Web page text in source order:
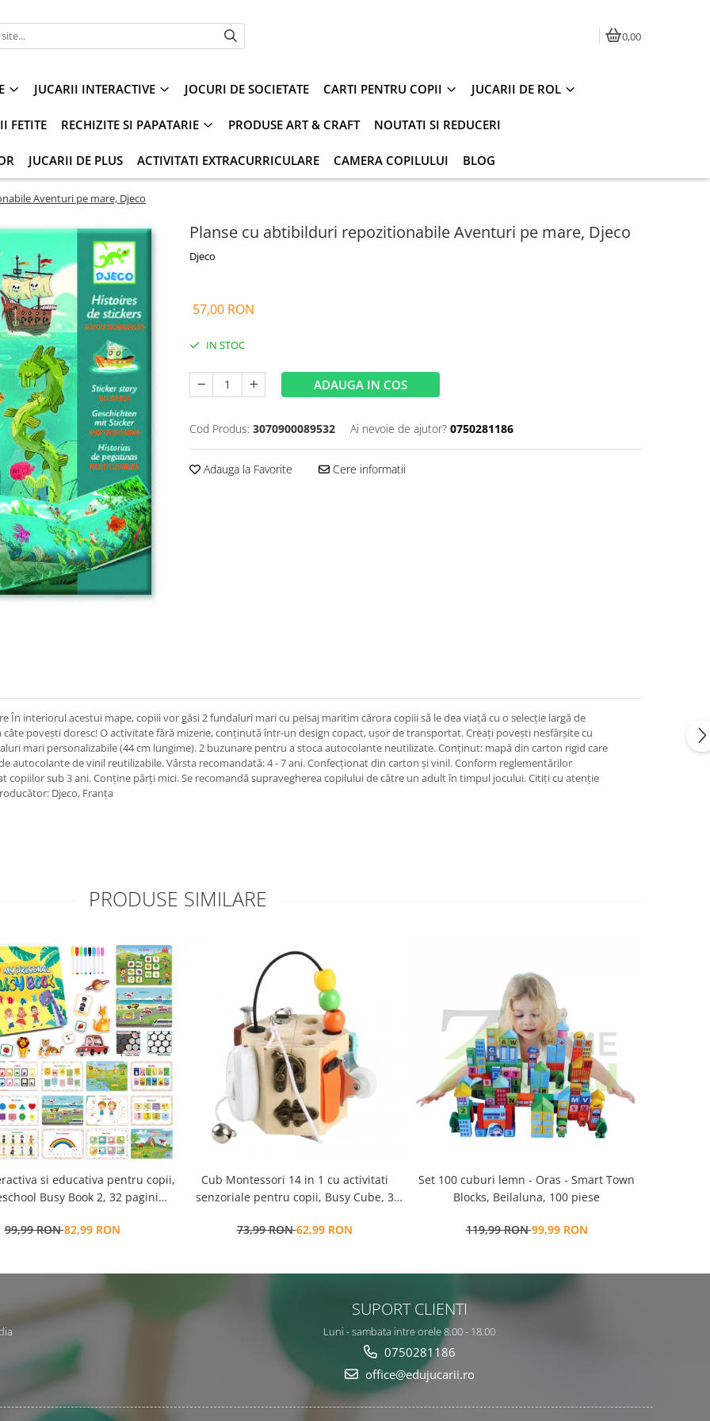
0,00
JUCARII INTERACTIVE JOCURI DE SOCIETATE CARTI PENTRU COPII JUCARII DE ROL
FETITE RECHIZITE SI PAPATARIE PRODUSE ART & CRAFT NOUTATI SI REDUCERI
JUCARII DE PLUS ACTIVITATI EXTRACURRICULARE CAMERA COPILULUI BLOG
Aventuri pe mare, Djeco
Planse cu abtibilduri repozitionabile Aventuri pe mare, Djeco
Djeco
57,00 RON
IN STOC
ADAUGA IN COS
Cod Produs: 3070900089532 Ai nevoie de ajutor? 0750281186
Adauga la Favorite Cere informatii
În interiorul acestui mape, copiii vor găsi 2 fundaluri mari cu peisaj maritim cărora copiii să le dea viață cu o selecție largă de
povești doresc! O activitate fără mizerie, conținută într-un design copact, ușor de transportat. Creați povești nesfârșite cu
mari personalizabile (44 cm lungime). 2 buzunare pentru a stoca autocolante neutilizate. Conținut: mapă din carton rigid care
autocolante de vinil reutilizabile. Vârsta recomandată: 4 - 7 ani. Confecționat din carton și vinil. Conform reglementărilor
copiilor sub 3 ani. Conține părți mici. Se recomandă supravegherea copilului de către un adult în timpul jocului. Citiți cu atenție
Djeco, Franța
PRODUSE SIMILARE
si educativa pentru copii,
Busy Book 2, 32 pagini
Limba Engleza, 3 ani+,
99,99 RON82,99 RON
Cub Montessori 14 in 1 cu activitati
senzoriale pentru copii, Busy Cube, 3
73,99 RON62,99 RON
Set 100 cuburi lemn - Oras - Smart Town
Blocks, Beilaluna, 100 piese
119,99 RON99,99 RON
SUPORT CLIENTI
Luni - sambata intre orele 8.00 - 18.00
0750281186
office@edujucarii.ro